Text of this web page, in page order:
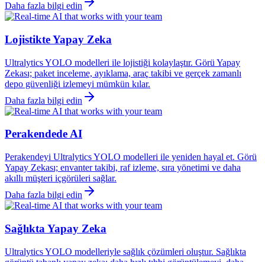
Daha fazla bilgi edin
Lojistikte Yapay Zeka
Ultralytics YOLO modelleri ile lojistiği kolaylaştır. Görü Yapay
Zekası; paket inceleme, ayıklama, araç takibi ve gerçek zamanlı
depo güvenliği izlemeyi mümkün kılar.
Daha fazla bilgi edin
Perakendede AI
Perakendeyi Ultralytics YOLO modelleri ile yeniden hayal et. Görü
Yapay Zekası; envanter takibi, raf izleme, sıra yönetimi ve daha
akıllı müşteri içgörüleri sağlar.
Daha fazla bilgi edin
Sağlıkta Yapay Zeka
Ultralytics YOLO modelleriyle sağlık çözümleri oluştur. Sağlıkta